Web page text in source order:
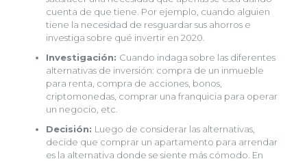
cuenta de que tiene. Por ejemplo, cuando alguien
tiene la necesidad de resguardar sus ahorros e
investiga sobre qué invertir en 2020.
Investigación: Cuando indaga sobre las diferentes
alternativas de inversión: compra de un inmueble
para renta, compra de acciones, bonos,
criptomonedas, comprar una franquicia para operar
un negocio, etc.
Decisión: Luego de considerar las alternativas,
decide que comprar un apartamento para arrendar
es la alternativa donde se siente más cómodo. En